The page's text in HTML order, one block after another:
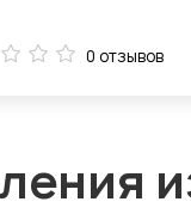
0 отзывов